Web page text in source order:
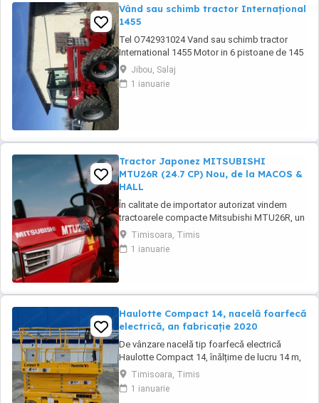
Vând sau schimb tractor Internațional
1455
Tel O742931024 Vand sau schimb tractor
International 1455 Motor in 6 pistoane de 145
cai cu turbo Cilindru ajutător la ridicare Tiranti
față Cauciucuri in stare foarte buna Tractorul
se afla intr-o stare foarte buna, fara
Jibou, Salaj
1 ianuarie
Tractor Japonez MITSUBISHI
MTU26R (24.7 CP) Nou, de la MACOS &
HALL
În calitate de importator autorizat vindem
tractoarele compacte Mitsubishi MTU26R, un
tractor proiectat și fabricat integral în
Japonia, recunoscut pentru fiabilitatea sa
legendară și eficiența în spații restrânse. Ideal
Timisoara, Timis
1 ianuarie
Haulotte Compact 14, nacelă foarfecă
electrică, an fabricație 2020
De vânzare nacelă tip foarfecă electrică
Haulotte Compact 14, înălțime de lucru 14 m,
an fabricație 2020, ore funcționare 570, stare
foarte bună de funcționarepreț 7000 euro
+TVA
Timisoara, Timis
1 ianuarie